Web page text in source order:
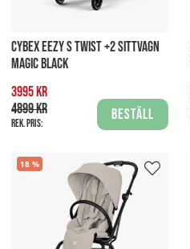
CYBEX EEZY S TWIST +2 SITTVAGN
MAGIC BLACK
3995 kr
4899 kr
Rek. pris:
Beställ
18